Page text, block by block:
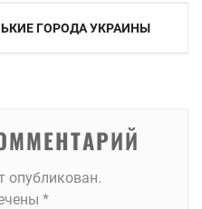
ГОРОДА УКРАИНЫ
опубликован.
*